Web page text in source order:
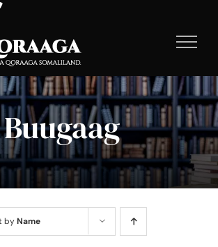
Buugaag
byName